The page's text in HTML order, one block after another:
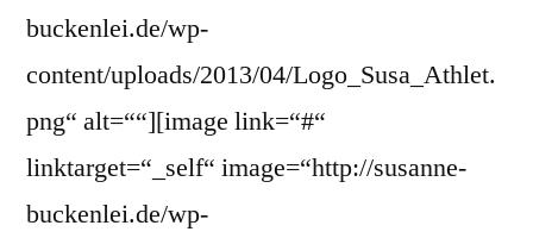
buckenlei.de/wp-
content/uploads/2013/04/Logo_Susa_Athlet.
png“ alt=““][image link=“#“
linktarget=“_self“ image=“http://susanne-
buckenlei.de/wp-